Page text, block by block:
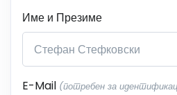
Име и Презиме
E-Mail (потребен за